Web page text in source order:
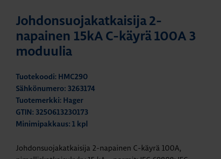
Johdonsuojakatkaisija 2-
napainen 15kA C-käyrä 100A 3
moduulia
Tuotekoodi: HMC290
Sähkönumero: 3263174
Tuotemerkki: Hager
GTIN: 3250613230173
Minimipakkaus: 1 kpl
Johdonsuojakatkaisija 2-napainen C-käyrä 100A,